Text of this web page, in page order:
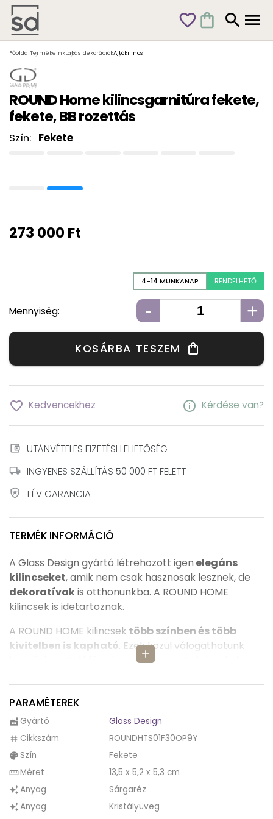
favorite_outline shopping_bag search menu
FőoldalTermékeinkLakás dekorációkAjtókilincs
ROUND Home kilincsgarnitúra fekete,
fekete, BB rozettás
273 000 Ft
Szín: Fekete
4-14 MUNKANAP RENDELHETŐ
Mennyiség: - +
KOSÁRBA TESZEM shopping_bag
favorite_border Kedvencekhez info Kérdése van?
account_balance_wallet UTÁNVÉTELES FIZETÉSI LEHETŐSÉG
local_shipping INGYENES SZÁLLÍTÁS 50 000 FT FELETT
local_police 1 ÉV GARANCIA
TERMÉK INFORMÁCIÓ
add
A Glass Design gyártó létrehozott igen elegáns
kilincseket, amik nem csak hasznosak lesznek, de
dekoratívakis otthonunkba. A ROUND HOME
kilincsek is idetartoznak.
A ROUND HOME kilincsek több színben és több
kivitelben is kapható. Ezek közül válogathatunk
kedvünkre attól függően, hova szeretnénk rakni.
meg.
A ROUND HOME egy egész kilincsgarnitúra, hiszen
minden megtalálható benne ahhoz, hogy
felszereljük.
A csomag tartalmazza: 2 db
kilincsszár, kilincstengely, négyzetrozetták fém
alaplappal, rozettákhoz átmenőcsavar,
kilincsszár rögzítéséhez hernyócsavar,
imbuszkulcs.
PARAMÉTEREK
factory Gyártó Glass Design
tag Cikkszám ROUNDHTS01F30OP9Y
palette Szín Fekete
straightenMéret 13,5 x 5,2 x 5,3 cm
auto_awesomeAnyag Sárgaréz
auto_awesomeAnyag Kristályüveg